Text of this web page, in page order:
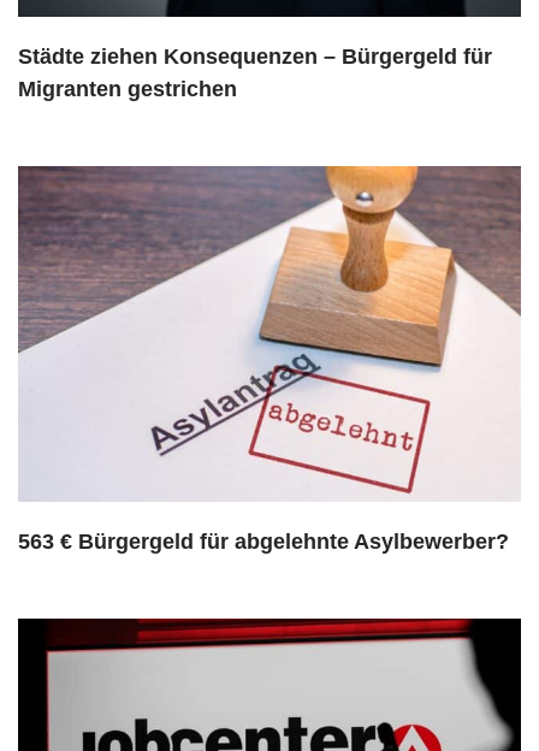
Städte ziehen Konsequenzen – Bürgergeld für
Migranten gestrichen
563 € Bürgergeld für abgelehnte Asylbewerber?